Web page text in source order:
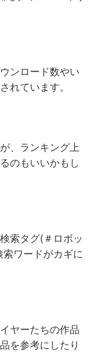
ンロード数やい
れています。
、ランキング上
のもいいかもし
索タグ(＃ロボッ
ワードがカギに
ヤーたちの作品
を参考にしたり